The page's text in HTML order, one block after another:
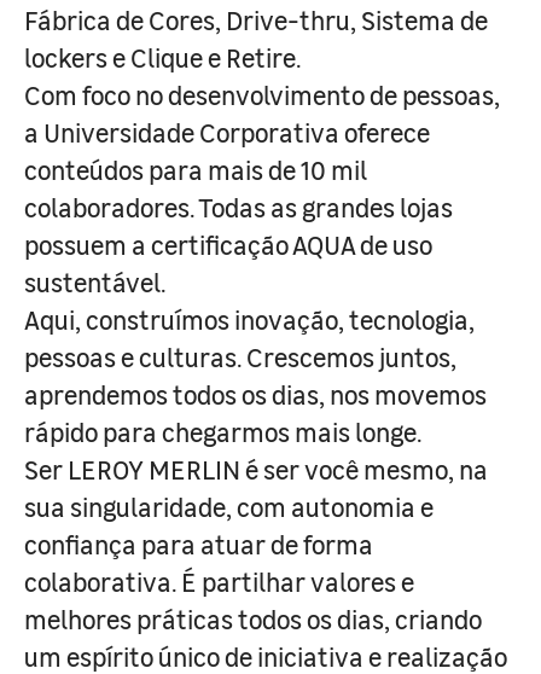
Fábrica de Cores, Drive-thru, Sistema de
lockers e Clique e Retire.
Com foco no desenvolvimento de pessoas,
a Universidade Corporativa oferece
conteúdos para mais de 10 mil
colaboradores. Todas as grandes lojas
possuem a certificação AQUA de uso
sustentável.
Aqui, construímos inovação, tecnologia,
pessoas e culturas. Crescemos juntos,
aprendemos todos os dias, nos movemos
rápido para chegarmos mais longe.
Ser LEROY MERLIN é ser você mesmo, na
sua singularidade, com autonomia e
confiança para atuar de forma
colaborativa. É partilhar valores e
melhores práticas todos os dias, criando
um espírito único de iniciativa e realização